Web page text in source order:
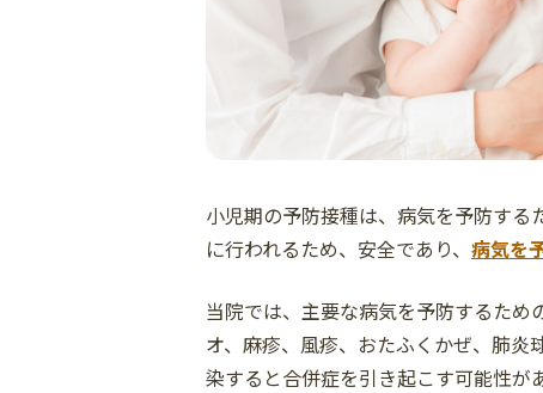
小児期の予防接種は、病気を予防す
に行われるため、安全であり、 病気を
当院では、主要な病気を予防するため
オ、麻疹、風疹、おたふくかぜ、肺
染すると合併症を引き起こす可能性が